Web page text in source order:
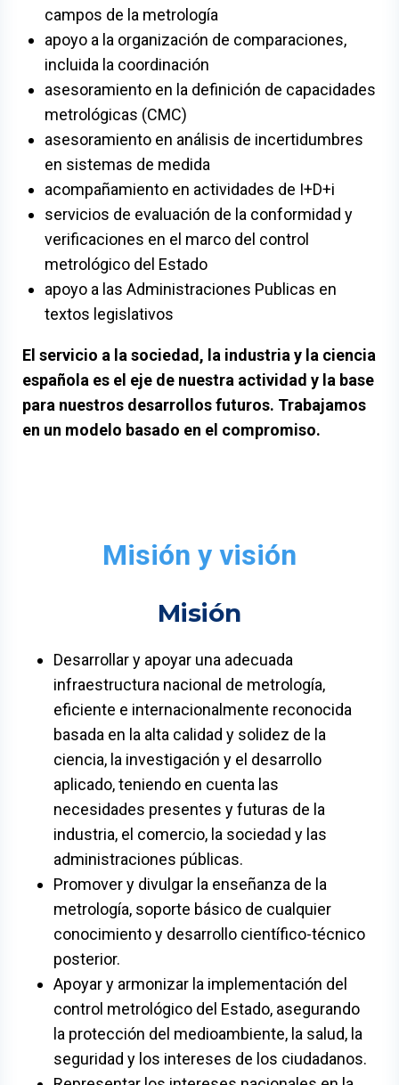
campos de la metrología
apoyo a la organización de comparaciones,
incluida la coordinación
asesoramiento en la definición de capacidades
metrológicas (CMC)
asesoramiento en análisis de incertidumbres
en sistemas de medida
acompañamiento en actividades de I+D+i
servicios de evaluación de la conformidad y
verificaciones en el marco del control
metrológico del Estado
apoyo a las Administraciones Publicas en
textos legislativos
El servicio a la sociedad, la industria y la ciencia
española es el eje de nuestra actividad y la base
para nuestros desarrollos futuros. Trabajamos
en un modelo basado en el compromiso.
Misión y visión
Misión
Desarrollar y apoyar una adecuada
infraestructura nacional de metrología,
eficiente e internacionalmente reconocida
basada en la alta calidad y solidez de la
ciencia, la investigación y el desarrollo
aplicado, teniendo en cuenta las
necesidades presentes y futuras de la
industria, el comercio, la sociedad y las
administraciones públicas.
Promover y divulgar la enseñanza de la
metrología, soporte básico de cualquier
conocimiento y desarrollo científico-técnico
posterior.
Apoyar y armonizar la implementación del
control metrológico del Estado, asegurando
la protección del medioambiente, la salud, la
seguridad y los intereses de los ciudadanos.